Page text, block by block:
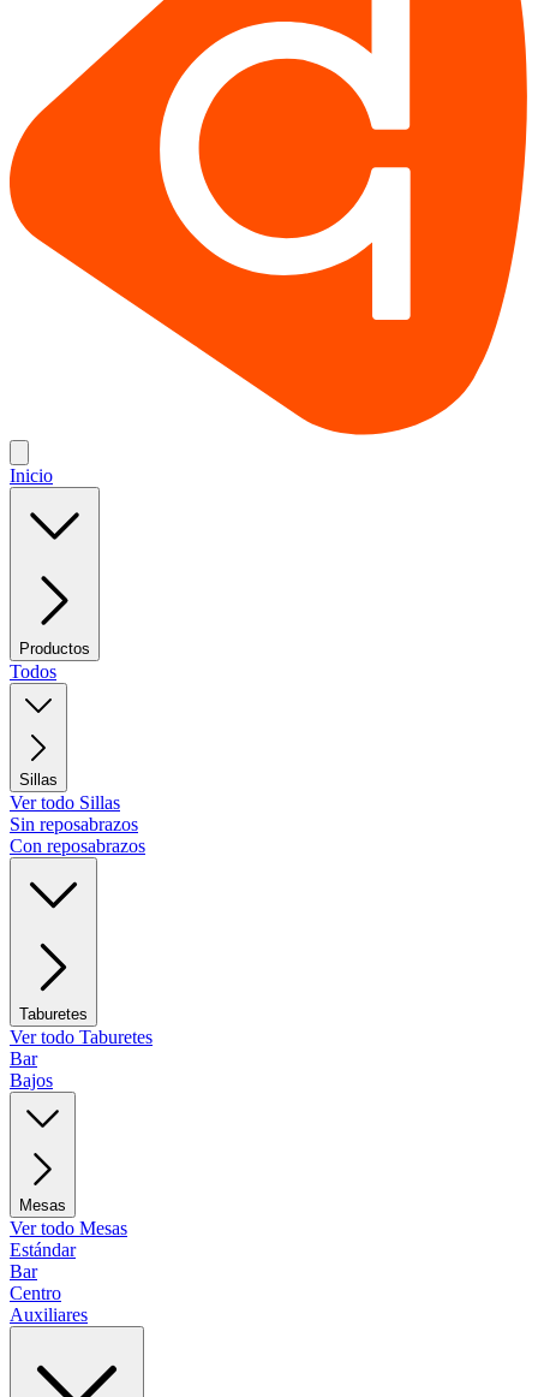
Inicio
Productos
Todos
Sillas
Ver todo Sillas
Sin reposabrazos
Con reposabrazos
Taburetes
Ver todo Taburetes
Bar
Bajos
Mesas
Ver todo Mesas
Estándar
Bar
Centro
Auxiliares